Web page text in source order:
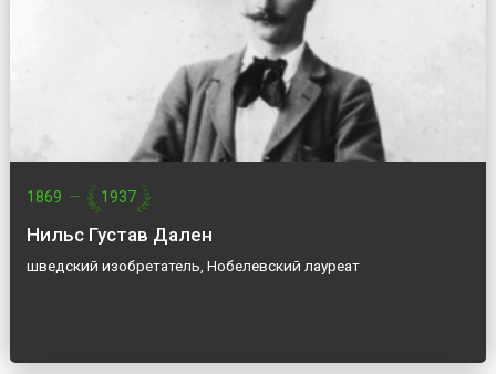
1869 — 1937
Нильс Густав Дален
шведский изобретатель, Нобелевский лауреат